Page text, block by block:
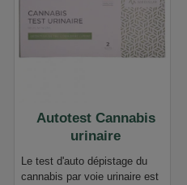
Autotest Cannabis
urinaire
Le test d'auto dépistage du
cannabis par voie urinaire est